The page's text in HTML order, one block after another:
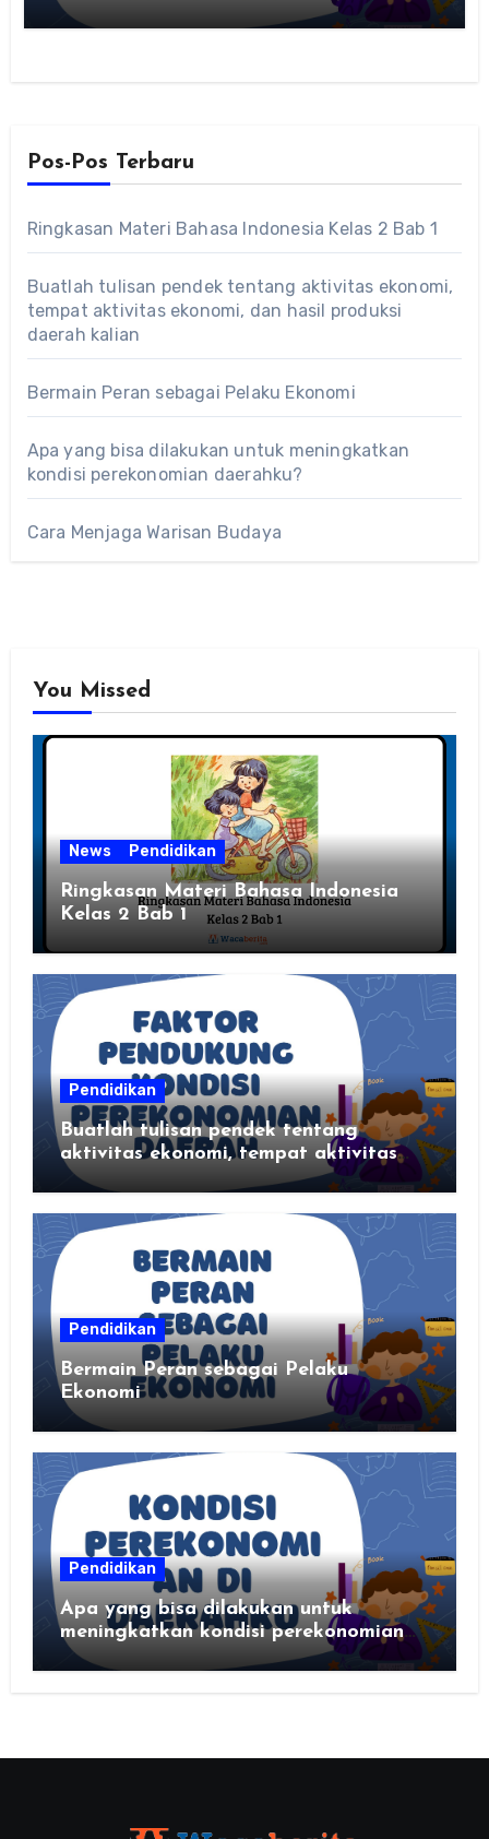
Pos-Pos Terbaru
Ringkasan Materi Bahasa Indonesia Kelas 2 Bab 1
Buatlah tulisan pendek tentang aktivitas ekonomi,
tempat aktivitas ekonomi, dan hasil produksi
daerah kalian
Bermain Peran sebagai Pelaku Ekonomi
Apa yang bisa dilakukan untuk meningkatkan
kondisi perekonomian daerahku?
Cara Menjaga Warisan Budaya
You Missed
News Pendidikan
Ringkasan Materi Bahasa Indonesia
Kelas 2 Bab 1
Pendidikan
Buatlah tulisan pendek tentang
aktivitas ekonomi, tempat aktivitas
ekonomi, dan hasil produksi daerah
kalian
Pendidikan
Bermain Peran sebagai Pelaku
Ekonomi
Pendidikan
Apa yang bisa dilakukan untuk
meningkatkan kondisi perekonomian
daerahku?